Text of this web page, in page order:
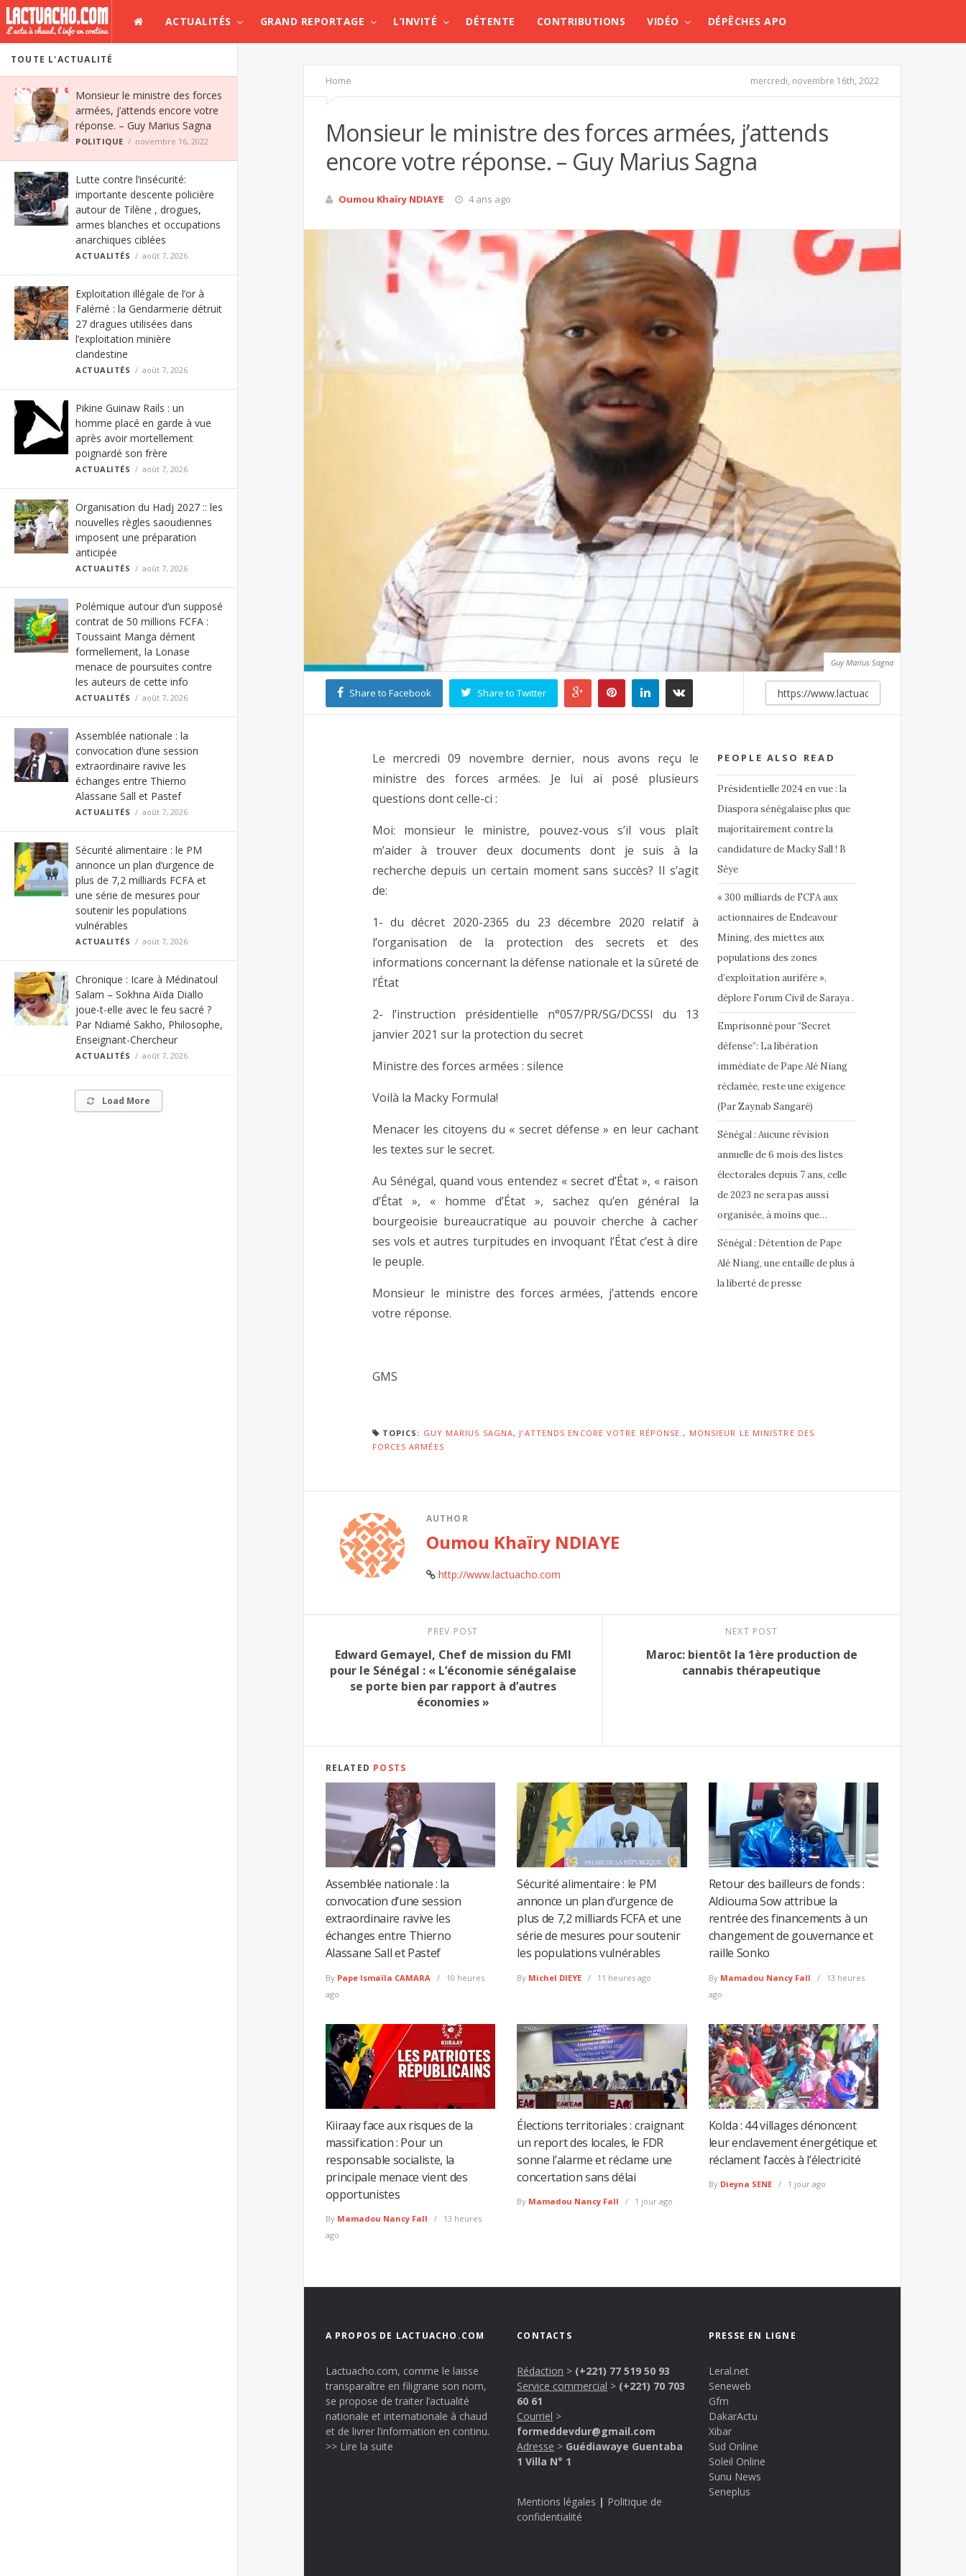
ACTUALITÉS GRAND REPORTAGE L’INVITÉ DÉTENTE CONTRIBUTIONS VIDÉO DÉPÊCHES APO
TOUTE L'ACTUALITÉ
Monsieur le ministre des forces
armées, j’attends encore votre
réponse. – Guy Marius Sagna
POLITIQUE novembre 16, 2022
Lutte contre l’insécurité:
importante descente policière
autour de Tilène , drogues,
armes blanches et occupations
anarchiques ciblées
ACTUALITÉS août 7, 2026
Exploitation illégale de l’or à
Falémé : la Gendarmerie détruit
27 dragues utilisées dans
l’exploitation minière
clandestine
ACTUALITÉS août 7, 2026
Pikine Guinaw Rails : un
homme placé en garde à vue
après avoir mortellement
poignardé son frère
ACTUALITÉS août 7, 2026
Organisation du Hadj 2027 :: les
nouvelles règles saoudiennes
imposent une préparation
anticipée
ACTUALITÉS août 7, 2026
Polémique autour d’un supposé
contrat de 50 millions FCFA :
Toussaint Manga dément
formellement, la Lonase
menace de poursuites contre
les auteurs de cette info
ACTUALITÉS août 7, 2026
Assemblée nationale : la
convocation d’une session
extraordinaire ravive les
échanges entre Thierno
Alassane Sall et Pastef
ACTUALITÉS août 7, 2026
Sécurité alimentaire : le PM
annonce un plan d’urgence de
plus de 7,2 milliards FCFA et
une série de mesures pour
soutenir les populations
vulnérables
ACTUALITÉS août 7, 2026
Chronique : Icare à Médinatoul
Salam – Sokhna Aïda Diallo
joue-t-elle avec le feu sacré ?
Par Ndiamé Sakho, Philosophe,
Enseignant-Chercheur
ACTUALITÉS août 7, 2026
Load More
Home mercredi, novembre 16th, 2022
Monsieur le ministre des forces armées, j’attends
encore votre réponse. – Guy Marius Sagna
Oumou Khaïry NDIAYE 4 ans ago
Guy Marius Sagna
Share to Facebook Share to Twitter
PEOPLE ALSO READ
Présidentielle 2024 en vue : la
Diaspora sénégalaise plus que
majoritairement contre la
candidature de Macky Sall ! B
Sèye
« 300 milliards de FCFA aux
actionnaires de Endeavour
Mining, des miettes aux
populations des zones
d’exploitation aurifère »,
déplore Forum Civil de Saraya .
Emprisonné pour “Secret
défense”: La libération
immédiate de Pape Alé Niang
réclamée, reste une exigence
(Par Zaynab Sangaré)
Sénégal : Aucune révision
annuelle de 6 mois des listes
électorales depuis 7 ans, celle
de 2023 ne sera pas aussi
organisée, à moins que…
Sénégal : Détention de Pape
Alé Niang, une entaille de plus à
la liberté de presse
Le mercredi 09 novembre dernier, nous avons reçu le
ministre des forces armées. Je lui ai posé plusieurs
questions dont celle-ci :
Moi: monsieur le ministre, pouvez-vous s’il vous plaît
m’aider à trouver deux documents dont je suis à la
recherche depuis un certain moment sans succès? Il s’agit
de:
1- du décret 2020-2365 du 23 décembre 2020 relatif à
l’organisation de la protection des secrets et des
informations concernant la défense nationale et la sûreté de
l’État
2- l’instruction présidentielle n°057/PR/SG/DCSSI du 13
janvier 2021 sur la protection du secret
Ministre des forces armées : silence
Voilà la Macky Formula!
Menacer les citoyens du « secret défense » en leur cachant
les textes sur le secret.
Au Sénégal, quand vous entendez « secret d’État », « raison
d’État », « homme d’État », sachez qu’en général la
bourgeoisie bureaucratique au pouvoir cherche à cacher
ses vols et autres turpitudes en invoquant l’État c’est à dire
le peuple.
Monsieur le ministre des forces armées, j’attends encore
votre réponse.
GMS
TOPICS: GUY MARIUS SAGNA, J'ATTENDS ENCORE VOTRE RÉPONSE. , MONSIEUR LE MINISTRE DES
FORCES ARMÉES
AUTHOR
Oumou Khaïry NDIAYE
http://www.lactuacho.com
PREV POST
Edward Gemayel, Chef de mission du FMI
pour le Sénégal : « L’économie sénégalaise
se porte bien par rapport à d’autres
économies »
NEXT POST
Maroc: bientôt la 1ère production de
cannabis thérapeutique
RELATED POSTS
Assemblée nationale : la
convocation d’une session
extraordinaire ravive les
échanges entre Thierno
Alassane Sall et Pastef
By Pape Ismaïla CAMARA
10 heures
ago
Sécurité alimentaire : le PM
annonce un plan d’urgence de
plus de 7,2 milliards FCFA et une
série de mesures pour soutenir
les populations vulnérables
By Michel DIEYE 11 heures ago
Retour des bailleurs de fonds :
Aldiouma Sow attribue la
rentrée des financements à un
changement de gouvernance et
raille Sonko
By Mamadou Nancy Fall
13 heures
ago
Kiiraay face aux risques de la
massification : Pour un
responsable socialiste, la
principale menace vient des
opportunistes
By Mamadou Nancy Fall
13 heures
ago
Élections territoriales : craignant
un report des locales, le FDR
sonne l’alarme et réclame une
concertation sans délai
By Mamadou Nancy Fall 1 jour ago
Kolda : 44 villages dénoncent
leur enclavement énergétique et
réclament l’accès à l’électricité
By Dieyna SENE 1 jour ago
A PROPOS DE LACTUACHO.COM
Lactuacho.com, comme le laisse
transparaître en filigrane son nom,
se propose de traiter l’actualité
nationale et internationale à chaud
et de livrer l’information en continu.
>> Lire la suite
CONTACTS
Rédaction > (+221) 77 519 50 93
Service commercial > (+221) 70 703
60 61
Courriel >
formeddevdur@gmail.com
Adresse > Guédiawaye Guentaba
1 Villa N° 1
Mentions légales | Politique de
confidentialité
PRESSE EN LIGNE
Leral.net
Seneweb
Gfm
DakarActu
Xibar
Sud Online
Soleil Online
Sunu News
Seneplus